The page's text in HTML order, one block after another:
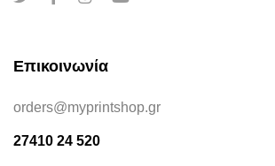
Επικοινωνία
orders@myprintshop.gr
27410 24 520